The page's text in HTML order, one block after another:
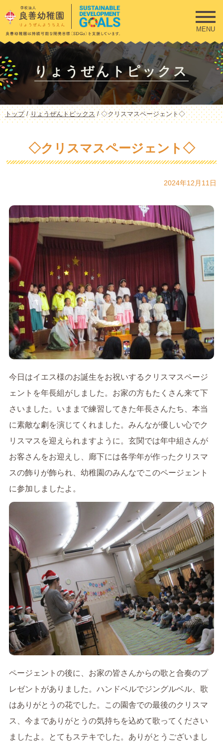
このページの本文へ
MENU
りょうぜんトピックス
現
在
トップ/りょうぜんトピックス /◇クリスマスページェント◇
◇クリスマスページェント◇
2024年12月11日
今日はイエス様のお誕生をお祝いするクリスマスページ
ェントを年長組がしました。お家の方もたくさん来て下
さいました。いままで練習してきた年長さんたち、本当
に素敵な劇を演じてくれました。みんなが優しい心でク
リスマスを迎えられますように。玄関では年中組さんが
お客さんをお迎えし、廊下には各学年が作ったクリスマ
スの飾りが飾られ、幼稚園のみんなでこのページェント
に参加しましたよ。
ページェントの後に、お家の皆さんからの歌と合奏のプ
レゼントがありました。ハンドベルでジングルベル、歌
はありがとうの花でした。この園舎での最後のクリスマ
ス、今までありがとうの気持ちを込めて歌ってください
ましたよ。とてもステキでした。ありがとうございまし